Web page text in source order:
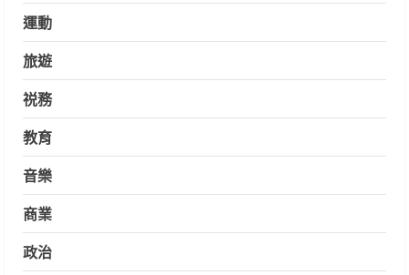
運動
旅遊
祱務
教育
音樂
商業
政治